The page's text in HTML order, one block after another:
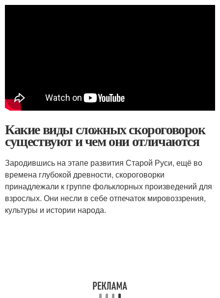
Какие виды сложных скороговорок
существуют и чем они отличаются
Зародившись на этапе развития Старой Руси, ещё во
времена глубокой древности, скороговорки
принадлежали к группе фольклорных произведений для
взрослых. Они несли в себе отпечаток мировоззрения,
культуры и истории народа.